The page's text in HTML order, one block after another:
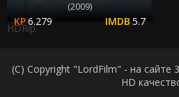
(2009)
6.279 5.7
HDRip
(C) Copyright "LordFilm" - на сайте
HD